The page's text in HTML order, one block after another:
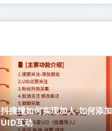
抖搜搜如何实现加人-如何添加
UID互动